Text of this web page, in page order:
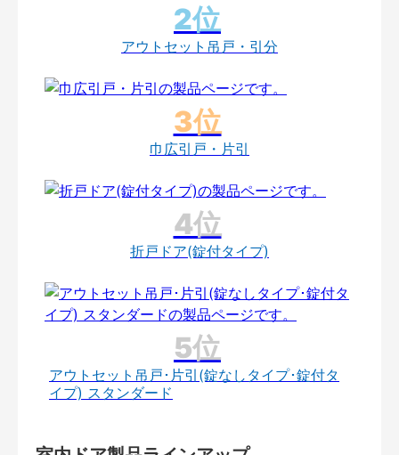
アウトセット吊戸・引分
巾広引戸・片引
折戸ドア(錠付タイプ)
アウトセット吊戸･片引(錠なしタイプ･錠付タ
イプ) スタンダード